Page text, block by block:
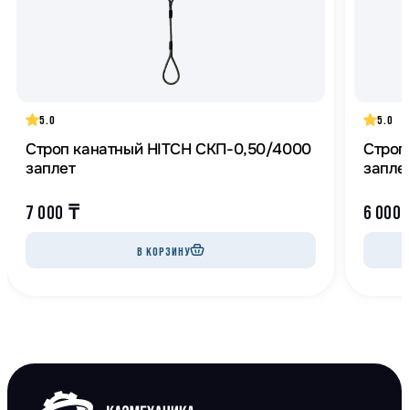
5.0
Строп канатный HITCH СКП-0,50/4000
заплет
7 000 ₸
В КОРЗИНУ
5.0
6 000